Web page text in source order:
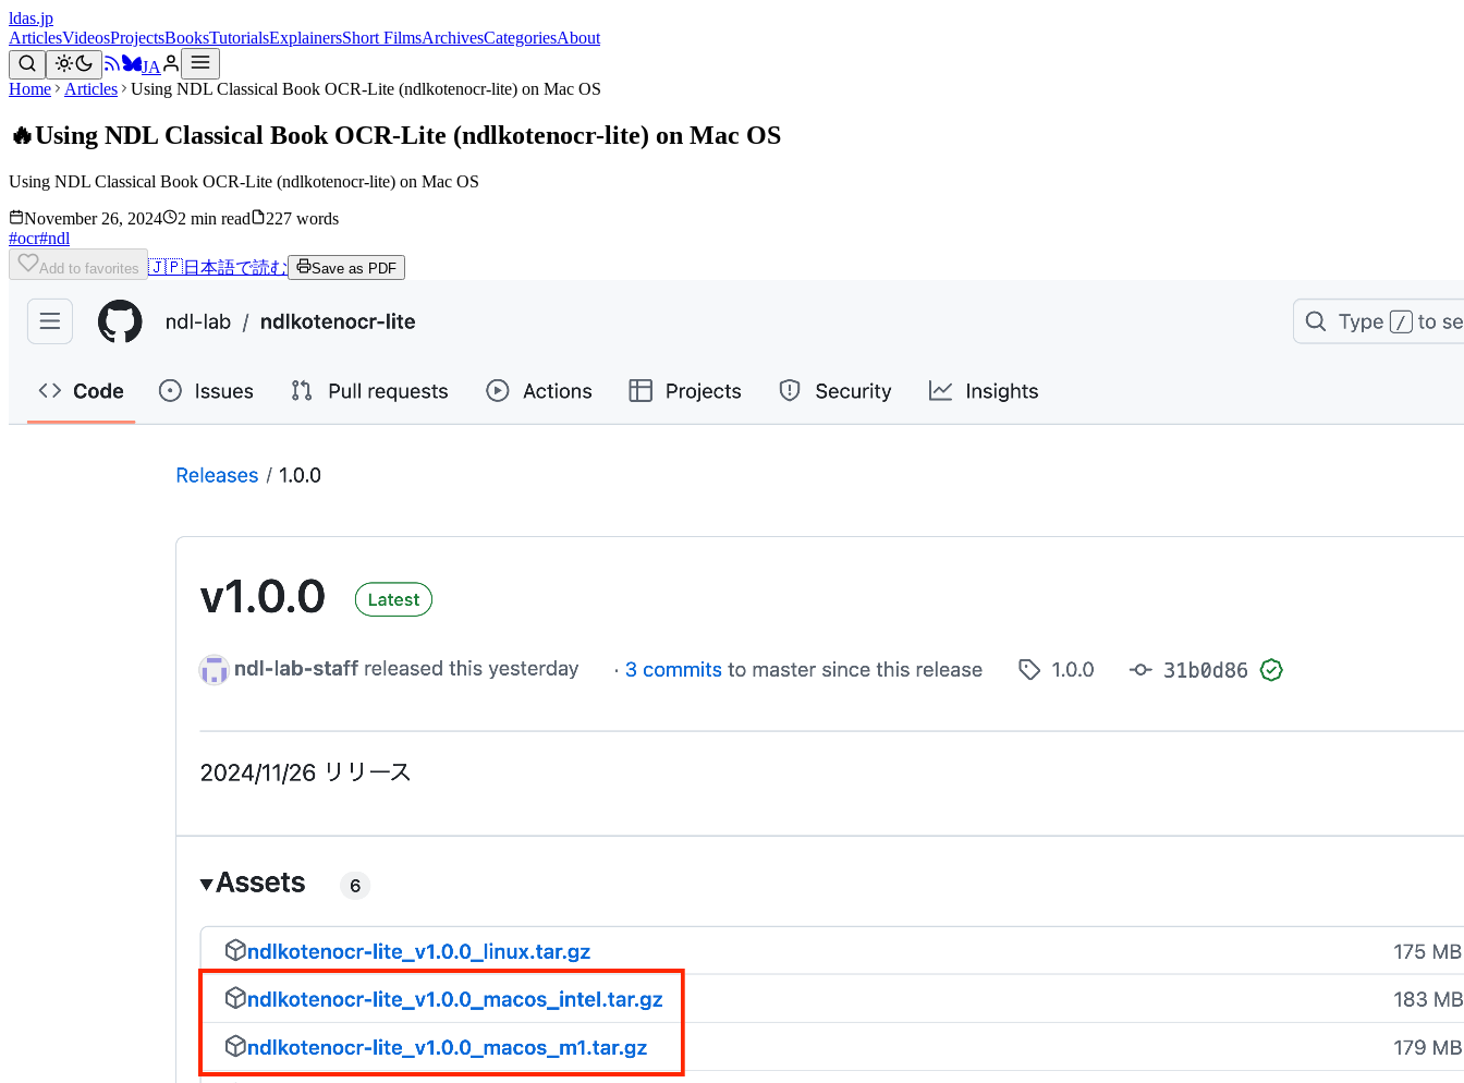
ldas.jp
ArticlesVideosProjectsBooksTutorialsExplainersShort FilmsArchivesCategoriesAbout
JA
Home
Articles Using NDL Classical Book OCR-Lite (ndlkotenocr-lite) on Mac OS
🔥Using NDL Classical Book OCR-Lite (ndlkotenocr-lite) on Mac OS
Using NDL Classical Book OCR-Lite (ndlkotenocr-lite) on Mac OS
November 26, 2024
2 min read
227 words
#ocr#ndl
Add to favorites 🇯🇵日本語で読む Save as PDF